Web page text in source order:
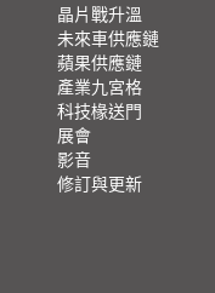
晶片戰升溫
未來車供應鏈
蘋果供應鏈
產業九宮格
科技椽送門
展會
影音
修訂與更新